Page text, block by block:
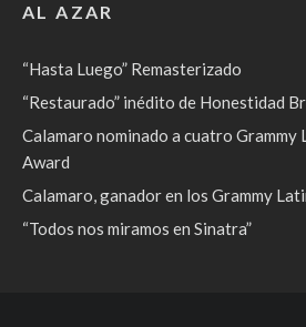
AL AZAR
“Hasta Luego” Remasterizado
“Restaurado” inédito de Honestidad
Calamaro nominado a cuatro Grammy
Award
Calamaro, ganador en los Grammy
“Todos nos miramos en Sinatra”